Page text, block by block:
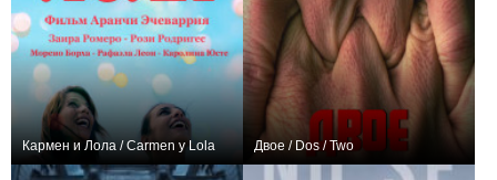
Кармен и Лола / Carmen y Lola Двое / Dos / Two